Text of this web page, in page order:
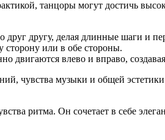
танцоры могут достичь
другу, делая длинные шаги и
сторону или в обе стороны.
двигаются влево и вправо,
чувства музыки и общей
ритма. Он сочетает в себе